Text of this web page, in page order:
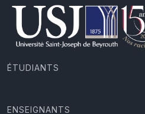
ÉTUDIANTS
ENSEIGNANTS